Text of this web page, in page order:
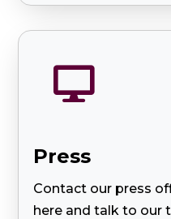

Press
Contact our press
here and talk to our